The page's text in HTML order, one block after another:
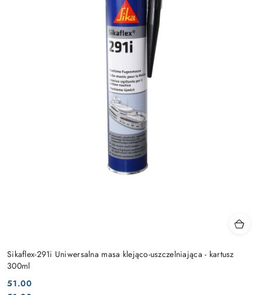
Sikaflex-291i Uniwersalna masa klejąco-uszczelniająca - kartusz
300ml
51.00